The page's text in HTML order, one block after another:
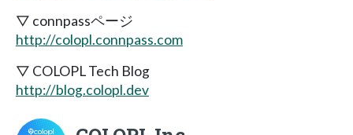
▽ connpassページ
http://colopl.connpass.com
▽ COLOPL Tech Blog
http://blog.colopl.dev